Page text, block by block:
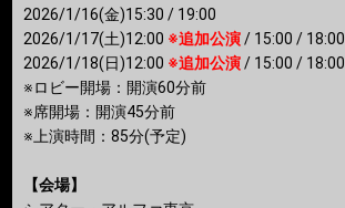
2026/1/16(金)15:30 / 19:00
2026/1/17(土)12:00 ※追加公演/ 15:00 / 18:00
2026/1/18(日)12:00 ※追加公演/ 15:00 / 18:00
※ロビー開場：開演60分前
※席開場：開演45分前
※上演時間：85分(予定)
【会場】